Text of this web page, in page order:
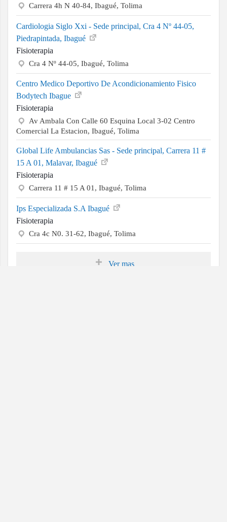
Carrera 4h N 40-84, Ibagué, Tolima
Cardiologia Siglo Xxi - Sede principal, Cra 4 Nº 44-05,
Piedrapintada, Ibagué
Fisioterapia
Cra 4 Nº 44-05, Ibagué, Tolima
Centro Medico Deportivo De Acondicionamiento Fisico
Bodytech Ibague
Fisioterapia
Av Ambala Con Calle 60 Esquina Local 3-02 Centro
Comercial La Estacion, Ibagué, Tolima
Global Life Ambulancias Sas - Sede principal, Carrera 11 #
15 A 01, Malavar, Ibagué
Fisioterapia
Carrera 11 # 15 A 01, Ibagué, Tolima
Ips Especializada S.A Ibagué
Fisioterapia
Cra 4c N0. 31-62, Ibagué, Tolima
Ver mas